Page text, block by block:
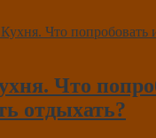
Что
отдыхать?